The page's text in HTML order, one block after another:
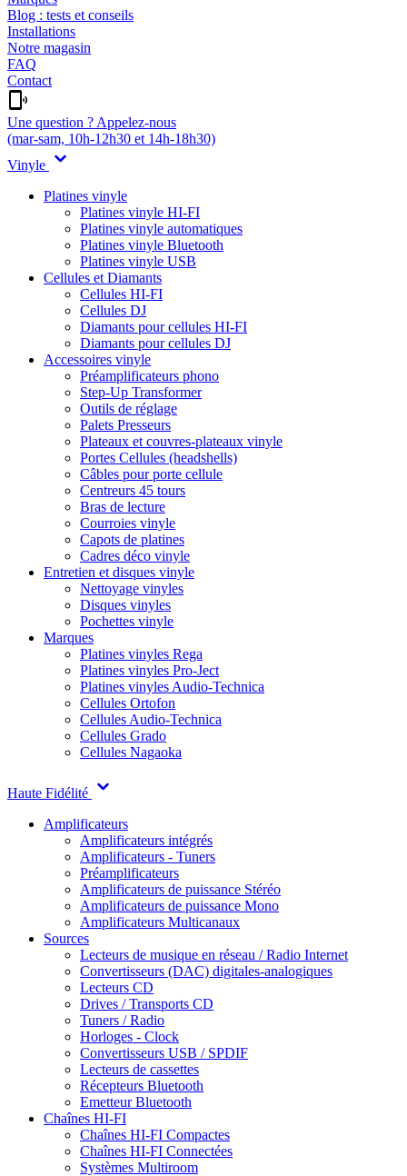
Blog : tests et conseils
Installations
Notre magasin
FAQ
Contact
Une question ? Appelez-nous
(mar-sam, 10h-12h30 et 14h-18h30)
Vinyle
Platines vinyle
Platines vinyle HI-FI
Platines vinyle automatiques
Platines vinyle Bluetooth
Platines vinyle USB
Cellules et Diamants
Cellules HI-FI
Cellules DJ
Diamants pour cellules HI-FI
Diamants pour cellules DJ
Accessoires vinyle
Préamplificateurs phono
Step-Up Transformer
Outils de réglage
Palets Presseurs
Plateaux et couvres-plateaux vinyle
Portes Cellules (headshells)
Câbles pour porte cellule
Centreurs 45 tours
Bras de lecture
Courroies vinyle
Capots de platines
Cadres déco vinyle
Entretien et disques vinyle
Nettoyage vinyles
Disques vinyles
Pochettes vinyle
Marques
Platines vinyles Rega
Platines vinyles Pro-Ject
Platines vinyles Audio-Technica
Cellules Ortofon
Cellules Audio-Technica
Cellules Grado
Cellules Nagaoka
Haute Fidélité
Amplificateurs
Amplificateurs intégrés
Amplificateurs - Tuners
Préamplificateurs
Amplificateurs de puissance Stéréo
Amplificateurs de puissance Mono
Amplificateurs Multicanaux
Sources
Lecteurs de musique en réseau / Radio Internet
Convertisseurs (DAC) digitales-analogiques
Lecteurs CD
Drives / Transports CD
Tuners / Radio
Horloges - Clock
Convertisseurs USB / SPDIF
Lecteurs de cassettes
Récepteurs Bluetooth
Emetteur Bluetooth
Chaînes HI-FI
Chaînes HI-FI Compactes
Chaînes HI-FI Connectées
Systèmes Multiroom